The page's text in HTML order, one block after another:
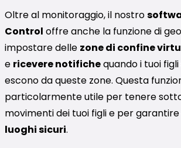
Oltre al monitoraggio, il nostro
Control offre anche la funzione di
impostare delle zone di confine
e ricevere notifichequando i tuoi
escono da queste zone. Questa
particolarmente utile per tenere
movimenti dei tuoi figli e per
luoghi sicuri.